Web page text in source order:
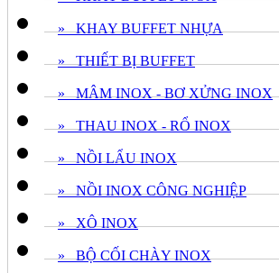
» KHAY BUFFET NHỰA
» THIẾT BỊ BUFFET
» MÂM INOX - BƠ XỬNG INOX
» THAU INOX - RỔ INOX
» NỒI LẨU INOX
» NỒI INOX CÔNG NGHIỆP
» XÔ INOX
» BỘ CỐI CHÀY INOX